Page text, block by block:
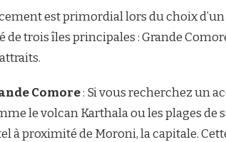
est primordial lors du choix
de trois îles principales : Grande
Comore: Si vous recherchez un
le volcan Karthala ou les plages de
à proximité de Moroni, la capitale.